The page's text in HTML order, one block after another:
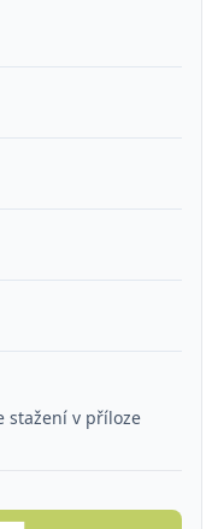
stažení v příloze